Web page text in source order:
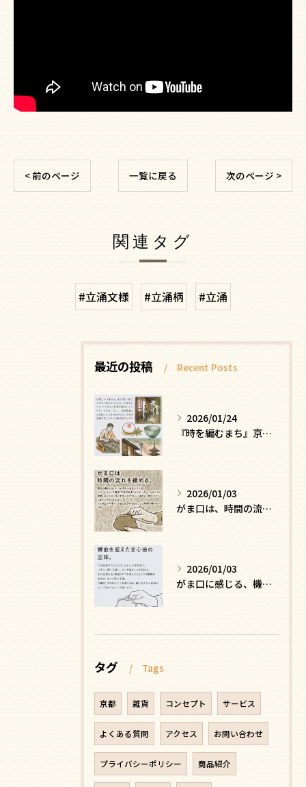
< 前のページ 一覧に戻る 次のページ >
関連タグ
#立涌文様 #立涌柄 #立涌
最近の投稿 Recent Posts
2026/01/24
『時を編むまち』京都ー日常にひそむ、静かな贅沢
2026/01/03
がま口は、時間の流れを緩める
2026/01/03
がま口に感じる、機能を超えた安心感の正体
タグ Tags
京都 雑貨 コンセプト サービス
よくある質問 アクセス お問い合わせ
プライバシーポリシー 商品紹介